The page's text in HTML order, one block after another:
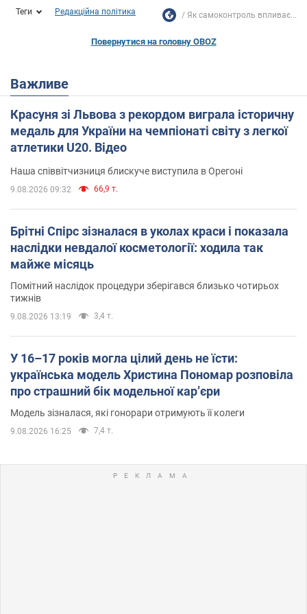
Теги Редакційна політика Як самоконтроль впливає...
Повернутися на головну OBOZ
Важливе
Красуня зі Львова з рекордом виграла історичну
медаль для України на чемпіонаті світу з легкої
атлетики U20. Відео
Наша співвітчизниця блискуче виступила в Орегоні
9.08.2026 09:32 66,9 т.
Брітні Спірс зізналася в уколах краси і показала
наслідки невдалої косметології: ходила так
майже місяць
Помітний наслідок процедури зберігався близько чотирьох
тижнів
9.08.2026 13:19 3,4 т.
У 16–17 років могла цілий день не їсти:
українська модель Христина Пономар розповіла
про страшний бік модельної кар’єри
Модель зізналася, які гонорари отримують її колеги
9.08.2026 16:25 7,4 т.